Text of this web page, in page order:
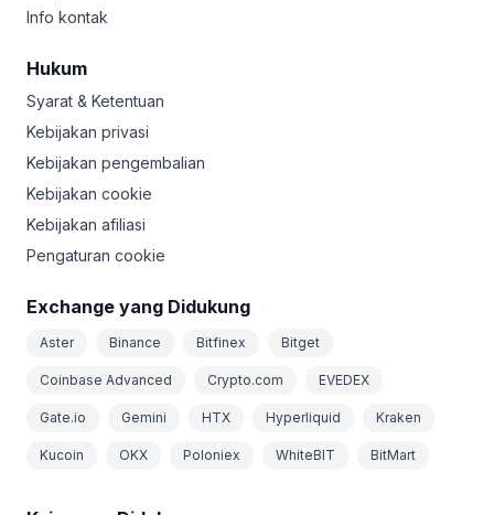
Info kontak
Hukum
Syarat & Ketentuan
Kebijakan privasi
Kebijakan pengembalian
Kebijakan cookie
Kebijakan afiliasi
Pengaturan cookie
Exchange yang Didukung
Aster Binance Bitfinex Bitget
Coinbase Advanced Crypto.com EVEDEX
Gate.io Gemini HTX Hyperliquid Kraken
Kucoin OKX Poloniex WhiteBIT BitMart